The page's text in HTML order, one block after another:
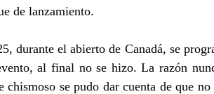
de lanzamiento.
durante el abierto de Canadá, se
al final no se hizo. La razón
chismoso se pudo dar cuenta de que